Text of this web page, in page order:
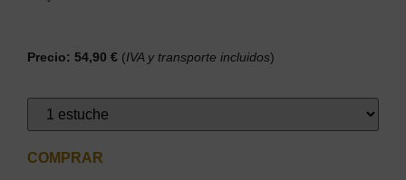
Precio: 54,90 € (IVA y transporte incluidos)
COMPRAR